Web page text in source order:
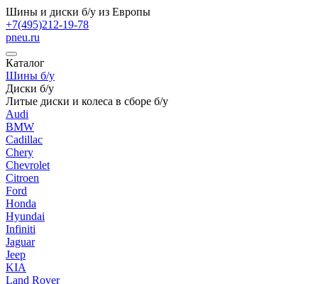
Шины и диски б/у из Европы
+7(495)212-19-78
pneu.ru
Каталог
Шины б/у
Диски б/у
Литые диски и колеса в сборе б/у
Audi
BMW
Cadillac
Chery
Chevrolet
Citroen
Ford
Honda
Hyundai
Infiniti
Jaguar
Jeep
KIA
Land Rover